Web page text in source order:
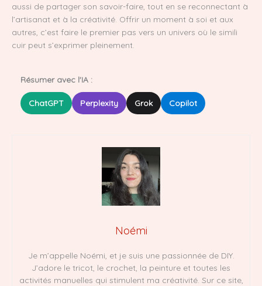
aussi de partager son savoir-faire, tout en se reconnectant à
l’artisanat et à la créativité. Offrir un moment à soi et aux
autres, c’est faire le premier pas vers un univers où le simili
cuir peut s’exprimer pleinement.
Résumer avec l'IA :
ChatGPT Perplexity Grok Copilot
Noémi
Je m’appelle Noémi, et je suis une passionnée de DIY.
J’adore le tricot, le crochet, la peinture et toutes les
activités manuelles qui stimulent ma créativité. Sur ce site,